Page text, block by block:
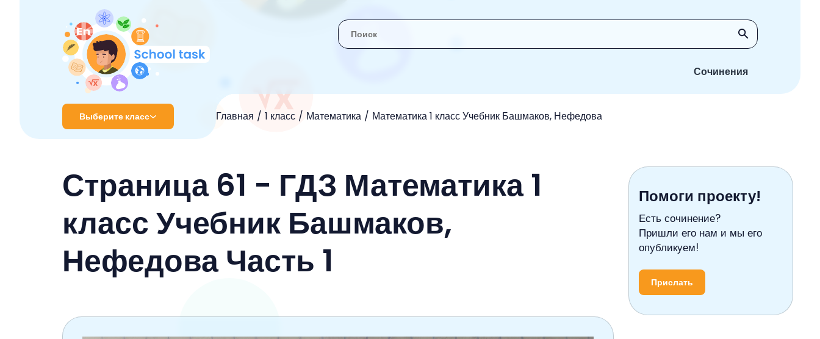
Сочинения
Выберите класс Главная 1 класс Математика Математика 1 класс Учебник Башмаков, Нефедова
2 класс
3 класс
4 класс
5 класс
Страница 61 - ГДЗ Математика 1
класс Учебник Башмаков,
Нефедова Часть 1
Помоги проекту!
Есть сочинение?
Пришли его нам и мы его
опубликуем!
Прислать